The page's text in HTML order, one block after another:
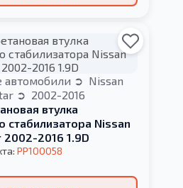
автомобили
Nissan
2002-2016
втулка
стабилизатора Nissan
2016 1.9D
PP100058